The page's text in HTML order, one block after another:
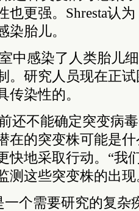
也更强。Shresta认
染胎儿。
中感染了人类胎儿
。研究人员现在正
传染性的。
还不能确定突变病
在的突变株可能是
快地采取行动。“我
测这些突变株的出现
一个需要研究的复杂